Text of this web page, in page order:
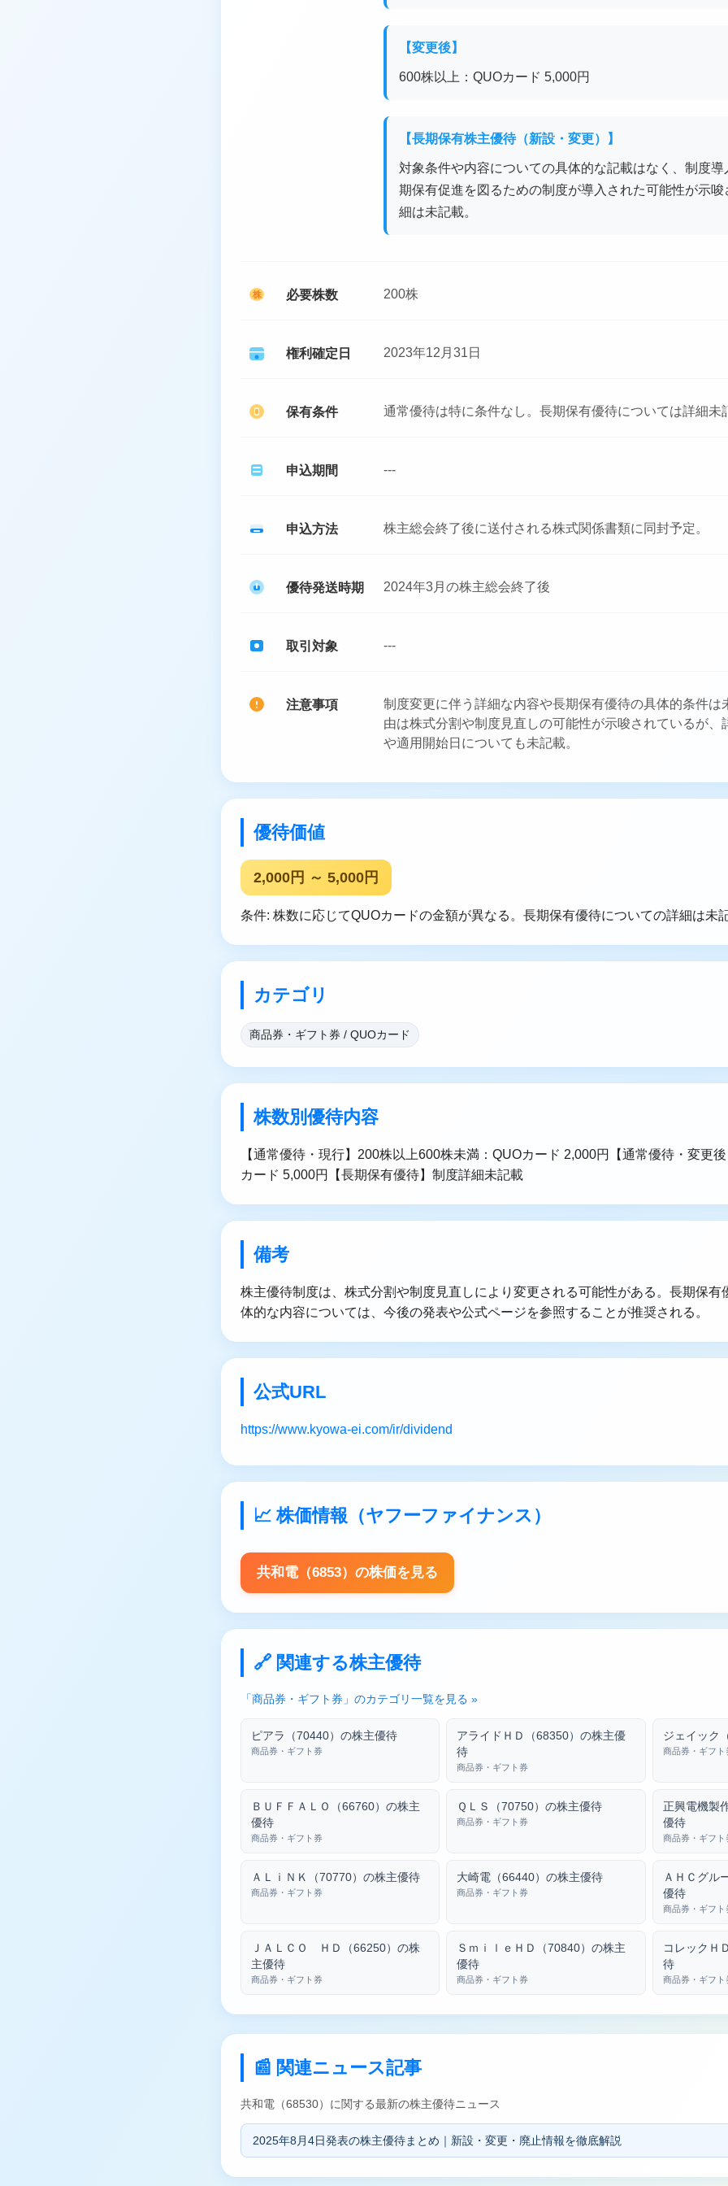
【変更後】
600株以上：QUOカード 5,000円
【長期保有株主優待（新設・変更）】
対象条件や内容についての具体的な記載はなく、制度
期保有促進を図るための制度が導入された可能性が示
細は未記載。
株 必要株数 200株
権利確定日 2023年12月31日
保有条件 通常優待は特に条件なし。長期保有優待については詳細未
申込期間 ---
申込方法 株主総会終了後に送付される株式関係書類に同封予定。
優待発送時期 2024年3月の株主総会終了後
取引対象 ---
注意事項
制度変更に伴う詳細な内容や長期保有優待の具体的条件は
由は株式分割や制度見直しの可能性が示唆されているが、
や適用開始日についても未記載。
優待価値
2,000円 ～ 5,000円
条件: 株数に応じてQUOカードの金額が異なる。長期保有優待についての詳細は未
カテゴリ
商品券・ギフト券 / QUOカード
株数別優待内容
【通常優待・現行】200株以上600株未満：QUOカード 2,000円【通常優待・変更
カード 5,000円【長期保有優待】制度詳細未記載
備考
株主優待制度は、株式分割や制度見直しにより変更される可能性がある。長期保有
体的な内容については、今後の発表や公式ページを参照することが推奨される。
公式URL
https://www.kyowa-ei.com/ir/dividend
📈 株価情報（ヤフーファイナンス）
共和電（6853）の株価を見る
🔗 関連する株主優待
「商品券・ギフト券」のカテゴリ一覧を見る »
ピアラ（70440）の株主優待
商品券・ギフト券
アライドＨＤ（68350）の株主優
待
商品券・ギフト券
ジェイック
商品券・ギフト
ＢＵＦＦＡＬＯ（66760）の株主
優待
商品券・ギフト券
ＱＬＳ（70750）の株主優待
商品券・ギフト券
正興電機製
優待
商品券・ギフト
ＡＬｉＮＫ（70770）の株主優待
商品券・ギフト券
大崎電（66440）の株主優待
商品券・ギフト券
ＡＨＣグル
優待
商品券・ギフト
ＪＡＬＣＯ ＨＤ（66250）の株
主優待
商品券・ギフト券
ＳｍｉｌｅＨＤ（70840）の株主
優待
商品券・ギフト券
コレックＨ
待
商品券・ギフト
📰 関連ニュース記事
共和電（68530）に関する最新の株主優待ニュース
2025年8月4日発表の株主優待まとめ｜新設・変更・廃止情報を徹底解説